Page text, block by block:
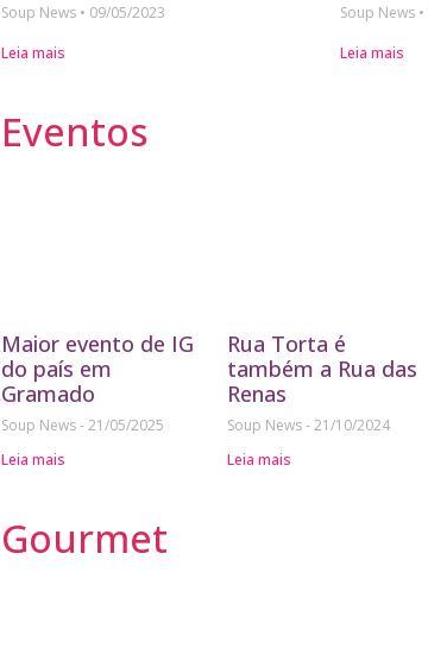
Soup News
09/05/2023
Leia mais
Soup News
Leia mais
Eventos
Maior evento de IG
do país em
Gramado
Soup News 21/05/2025
Leia mais
Rua Torta é
também a Rua das
Renas
Soup News 21/10/2024
Leia mais
Gourmet